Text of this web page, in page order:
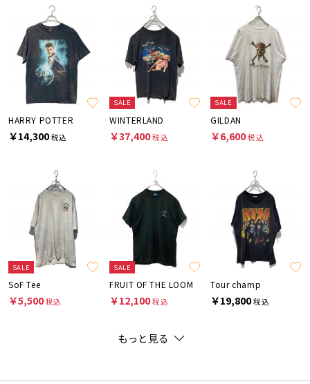
HARRY POTTER
￥14,300税込
SALE
WINTERLAND
￥37,400税込
SALE
GILDAN
￥6,600税込
SALE
SoF Tee
￥5,500税込
SALE
FRUIT OF THE LOOM
￥12,100税込
Tour champ
￥19,800税込
もっと見る